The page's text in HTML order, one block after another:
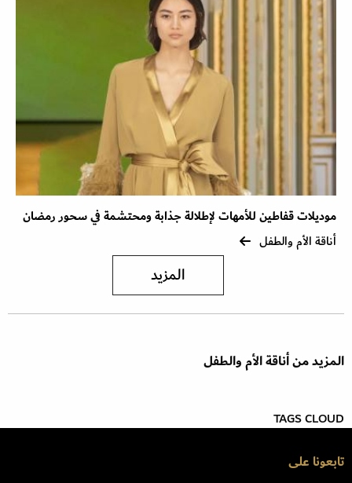
موديلات قفاطين للأمهات لإطلالة جذابة ومحتشمة في سحور رمضان
أناقة الأم والطفل
المزيد
المزيد من أناقة الأم والطفل
TAGS CLOUD
تابعونا على